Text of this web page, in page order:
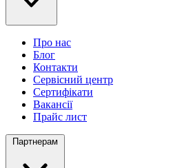
Про нас
Блог
Контакти
Сервісний центр
Сертифікати
Вакансії
Прайс лист
Партнерам